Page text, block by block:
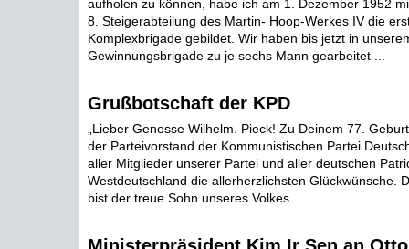
aufholen zu können, habe ich am 1. Dezember 1952
8. Steigerabteilung des Martin- Hoop-Werkes IV die
Komplexbrigade gebildet. Wir haben bis jetzt in
Gewinnungsbrigade zu je sechs Mann gearbeitet ...
Grußbotschaft der KPD
„Lieber Genosse Wilhelm. Pieck! Zu Deinem 77.
der Parteivorstand der Kommunistischen Partei
aller Mitglieder unserer Partei und aller deutschen
Westdeutschland die allerherzlichsten Glückwünsche.
bist der treue Sohn unseres Volkes ...